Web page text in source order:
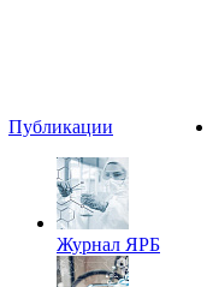
Публикации
Журнал ЯРБ